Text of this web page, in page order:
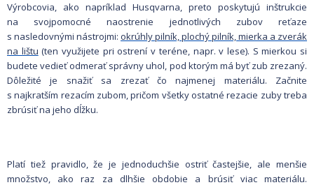
Výrobcovia, ako napríklad Husqvarna, preto poskytujú inštrukcie
na svojpomocné naostrenie jednotlivých zubov reťaze
s nasledovnými nástrojmi: okrúhly pilník, plochý pilník, mierka a zverák
na lištu (ten využijete pri ostrení v teréne, napr. v lese). S mierkou si
budete vedieť odmerať správny uhol, pod ktorým má byť zub zrezaný.
Dôležité je snažiť sa zrezať čo najmenej materiálu. Začnite
s najkratším rezacím zubom, pričom všetky ostatné rezacie zuby treba
zbrúsiť na jeho dĺžku.
Platí tiež pravidlo, že je jednoduchšie ostriť častejšie, ale menšie
množstvo, ako raz za dlhšie obdobie a brúsiť viac materiálu.